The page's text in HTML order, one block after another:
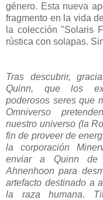
género. Esta nueva
fragmento en la vida
la colección "Solaris
rústica con solapas.
Tras descubrir,
Quinn, que los
poderosos seres que
Omniverso
nuestro universo (la
fin de proveer de
la corporación
enviar a Quinn de
Ahnenhoon para
artefacto destinado a
la raza humana.